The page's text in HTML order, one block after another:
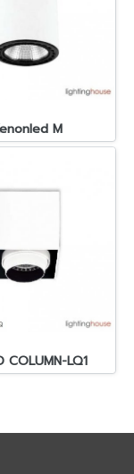
M
COLUMN-LQ1